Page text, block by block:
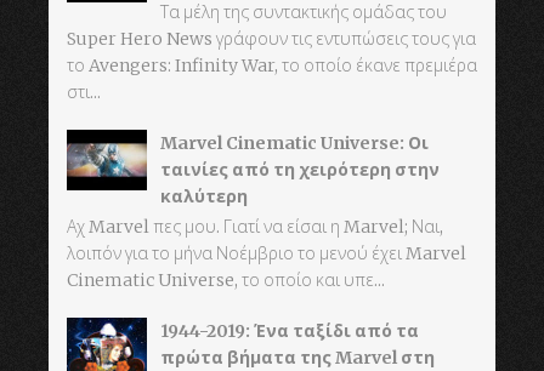
Τα μέλη της συντακτικής ομάδας του
Super Hero News γράφουν τις εντυπώσεις τους για
το Avengers: Infinity War, το οποίο έκανε πρεμιέρα
στι...
Marvel Cinematic Universe: Οι
ταινίες από τη χειρότερη στην
καλύτερη
Αχ Marvel πες μου. Γιατί να είσαι η Marvel; Ναι,
λοιπόν για το μήνα Νοέμβριο το μενού έχει Marvel
Cinematic Universe, το οποίο και υπε...
1944-2019: Ένα ταξίδι από τα
πρώτα βήματα της Marvel στη